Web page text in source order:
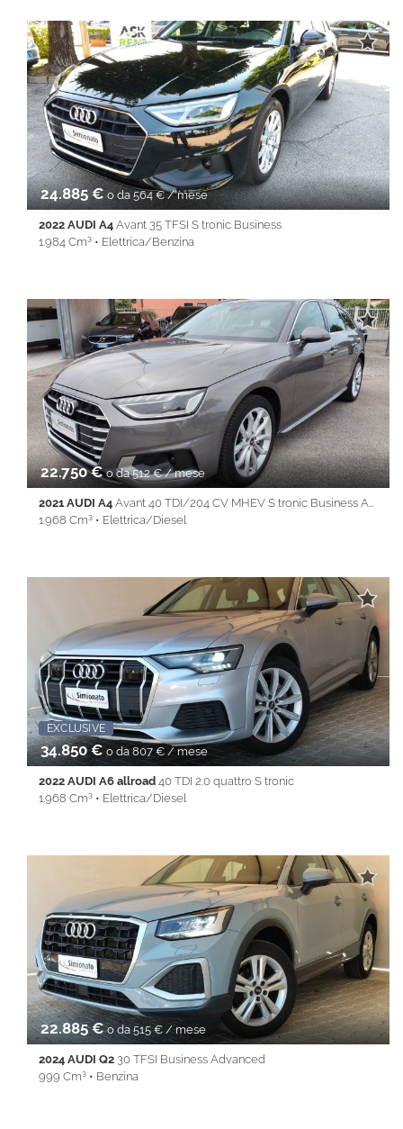
testa • Android Auto • Apple CarPlay • Autoradio • Bluetooth •
Cerchi in lega • Chiusura centralizzata • Climatizzatore • Cruise
Control • Full LED • Immobilizzatore elettronico • Isofix • Keyless
• Lane Assist • Park Distance Control • PDC • Sedile posteriore
sdoppiato • Servosterzo • Navigatore satellitare • Specchietti
laterali elettrici • Start&Stop • Touch screen • USB • Vivavoce •
Volante multifunzione
24.885 €o da 564 € / mese
2022 AUDI A4 Avant 35 TFSI S tronic Business
1.984 Cm³ • Elettrica/Benzina
testa • Android Auto • Apple CarPlay • Autoradio • Bluetooth •
Cerchi in lega • Chiusura centralizzata • Climatizzatore • Cruise
Control • Full LED • Immobilizzatore elettronico • Isofix • Keyless
• Lane Assist • Park Distance Control • PDC • Sedile posteriore
sdoppiato • Servosterzo • Navigatore satellitare • Specchietti
laterali elettrici • Start&Stop • Touch screen • USB • Vivavoce •
Volante multifunzione
22.750 €o da 512 € / mese
2021 AUDI A4 Avant 40 TDI/204 CV MHEV S tronic Business Adv.
1.968 Cm³ • Elettrica/Diesel
Airbag testa • Android Auto • Apple CarPlay • Autoradio •
Bluetooth • Cerchi in lega • Chiusura centralizzata •
Climatizzatore • Controllo trazione • Cruise Control • ESP • Filtro
antiparticolato • Full LED • Immobilizzatore elettronico • Isofix •
Keyless • Lane Assist • Park Distance Control • PDC • Sedile
posteriore sdoppiato • Servosterzo • Navigatore satellitare •
Specchietti laterali elettrici • Start&Stop • Touch screen • USB •
Vivavoce • Volante multifunzione
Promo Fin-Light EXCLUSIVE
34.850 €o da 807 € / mese
2022 AUDI A6 allroad 40 TDI 2.0 quattro S tronic
1.968 Cm³ • Elettrica/Diesel
Airbag testa • Alzacristalli elettrici • Android Auto • Apple
CarPlay • Autoradio • Bluetooth • cerchi da 19'' • Cerchi in lega •
Chiusura centralizzata • Climatizzatore • Controllo trazione •
Cruise Control • ESP • Filtro antiparticolato • Full LED •
Immobilizzatore elettronico • Isofix • Keyless • Lane Assist • Park
Distance Control • PDC • REAR ASSIST • Sedile posteriore
sdoppiato • Servosterzo • Navigatore satellitare • Sospensioni
pneumatiche • Specchietti laterali elettrici • Start&Stop • Touch
screen • USB • Vivavoce • Volante multifunzione
22.885 €o da 515 € / mese
2024 AUDI Q2 30 TFSI Business Advanced
999 Cm³ • Benzina